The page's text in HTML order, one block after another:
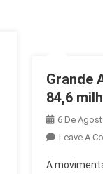
Grande
84,6
6 De
Leave A
A